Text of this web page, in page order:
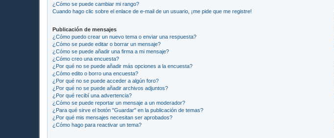
¿Cómo se puede cambiar mi rango?
Cuando hago clic sobre el enlace de e-mail de un usuario, ¡me pide que me registre!
Publicación de mensajes
¿Cómo puedo crear un nuevo tema o enviar una respuesta?
¿Cómo se puede editar o borrar un mensaje?
¿Cómo se puede añadir una firma a mi mensaje?
¿Cómo creo una encuesta?
¿Por qué no se puede añadir más opciones a la encuesta?
¿Cómo edito o borro una encuesta?
¿Por qué no se puede acceder a algún foro?
¿Por qué no se puede añadir archivos adjuntos?
¿Por qué recibí una advertencia?
¿Cómo se puede reportar un mensaje a un moderador?
¿Para qué sirve el botón "Guardar" en la publicación de temas?
¿Por qué mis mensajes necesitan ser aprobados?
¿Cómo hago para reactivar un tema?